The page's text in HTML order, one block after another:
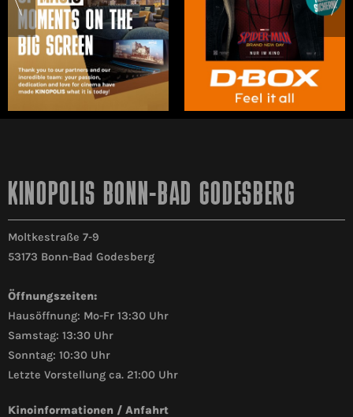
KINOPOLIS BONN-BAD GODESBERG
Moltkestraße 7-9
53173 Bonn-Bad Godesberg
Öffnungszeiten:
Hausöffnung: Mo-Fr 13:30 Uhr
Samstag: 13:30 Uhr
Sonntag: 10:30 Uhr
Letzte Vorstellung ca. 21:00 Uhr
Kinoinformationen / Anfahrt